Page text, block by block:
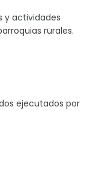
y actividades
rurales.
ejecutados por